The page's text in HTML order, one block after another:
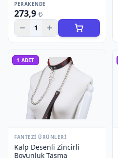
PERAKENDE
273,9 ₺
1
1 ADET
FANTEZI ÜRÜNLERI
Kalp Desenli Zincirli
Boyunluk Tasma